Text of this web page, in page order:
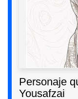
Personaje
Yousafzai